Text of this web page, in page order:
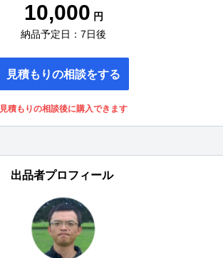
10,000 円
納品予定日：7日後
見積もりの相談をする
見積もりの相談後に購入できます
出品者プロフィール